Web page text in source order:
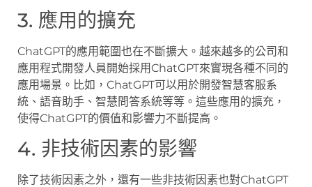
3. 應用的擴充
ChatGPT的應用範圍也在不斷擴大。越來越多的公司和
應用程式開發人員開始採用ChatGPT來實現各種不同的
應用場景。比如，ChatGPT可以用於開發智慧客服系
統、語音助手、智慧問答系統等等。這些應用的擴充，
使得ChatGPT的價值和影響力不斷提高。
4. 非技術因素的影響
除了技術因素之外，還有一些非技術因素也對ChatGPT